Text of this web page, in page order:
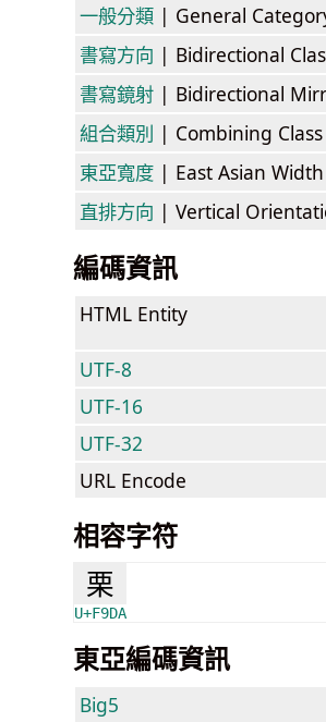
一般分類 | General
書寫方向 | Bidirectional
書寫鏡射 | Bidirectional
組合類別 | Combining Class
東亞寬度 | East Asian Width
直排方向 | Vertical
編碼資訊
HTML Entity
UTF-8
UTF-16
UTF-32
URL Encode
相容字符
栗
U+F9DA
東亞編碼資訊
Big5